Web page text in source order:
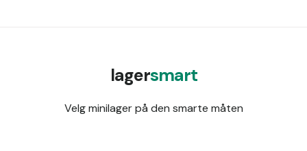
lagersmart
Velg minilager på den smarte måten